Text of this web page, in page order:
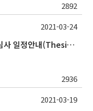
2892
2021학년도 1학기 석 · 박사 논문심사 일정안내(Thesis Defense Schedules)
2936
2021-03-24
2021-03-19